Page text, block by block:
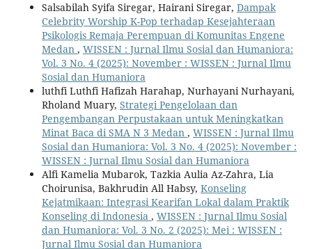
Salsabilah Syifa Siregar, Hairani Siregar, Dampak
Celebrity Worship K-Pop terhadap Kesejahteraan
Psikologis Remaja Perempuan di Komunitas Engene
Medan , WISSEN : Jurnal Ilmu Sosial dan Humaniora:
Vol. 3 No. 4 (2025): November : WISSEN : Jurnal Ilmu
Sosial dan Humaniora
luthfi Luthfi Hafizah Harahap, Nurhayani Nurhayani,
Rholand Muary, Strategi Pengelolaan dan
Pengembangan Perpustakaan untuk Meningkatkan
Minat Baca di SMA N 3 Medan , WISSEN : Jurnal Ilmu
Sosial dan Humaniora: Vol. 3 No. 4 (2025): November :
WISSEN : Jurnal Ilmu Sosial dan Humaniora
Alfi Kamelia Mubarok, Tazkia Aulia Az-Zahra, Lia
Choirunisa, Bakhrudin All Habsy, Konseling
Kejatmikaan: Integrasi Kearifan Lokal dalam Praktik
Konseling di Indonesia , WISSEN : Jurnal Ilmu Sosial
dan Humaniora: Vol. 3 No. 2 (2025): Mei : WISSEN :
Jurnal Ilmu Sosial dan Humaniora